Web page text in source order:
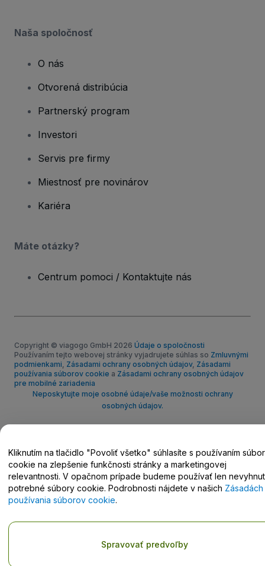
Naša spoločnosť
O nás
Otvorená distribúcia
Partnerský program
Investori
Servis pre firmy
Miestnosť pre novinárov
Kariéra
Máte otázky?
Centrum pomoci / Kontaktujte nás
Copyright © viagogo GmbH 2026 Údaje o spoločnosti
Používaním tejto webovej stránky vyjadrujete súhlas so Zmluvnými
podmienkami, Zásadami ochrany osobných údajov, Zásadami
používania súborov cookie a Zásadami ochrany osobných údajov
pre mobilné zariadenia
Neposkytujte moje osobné údaje/vaše možnosti ochrany
osobných údajov.
Kliknutím na tlačidlo "Povoliť všetko" súhlasíte s používaním
cookie na zlepšenie funkčnosti stránky a marketingovej
relevantnosti. V opačnom prípade budeme používať len
potrebné súbory cookie. Podrobnosti nájdete v našich Zásadách
používania súborov cookie.
Spravovať predvoľby